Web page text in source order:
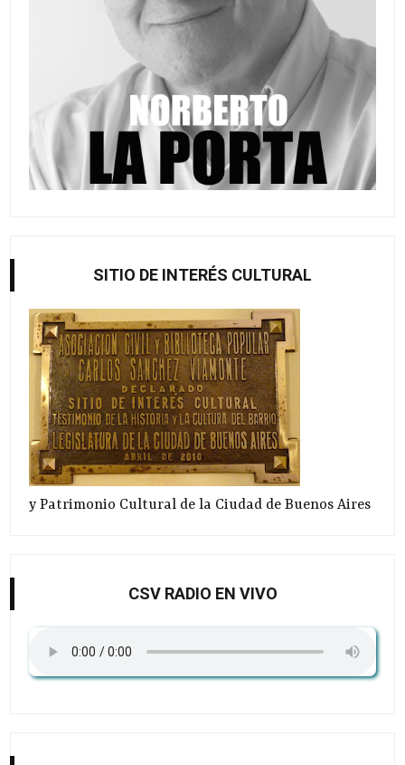
SITIO DE INTERÉS CULTURAL
y Patrimonio Cultural de la Ciudad de Buenos Aires
CSV RADIO EN VIVO